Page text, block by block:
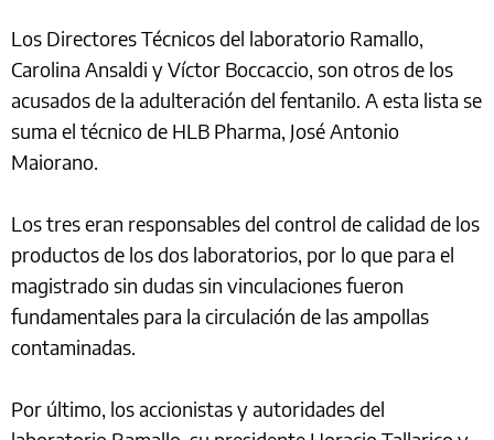
Los Directores Técnicos del laboratorio Ramallo,
Carolina Ansaldi y Víctor Boccaccio, son otros de los
acusados de la adulteración del fentanilo. A esta lista se
suma el técnico de HLB Pharma, José Antonio
Maiorano.
Los tres eran responsables del control de calidad de los
productos de los dos laboratorios, por lo que para el
magistrado sin dudas sin vinculaciones fueron
fundamentales para la circulación de las ampollas
contaminadas.
Por último, los accionistas y autoridades del